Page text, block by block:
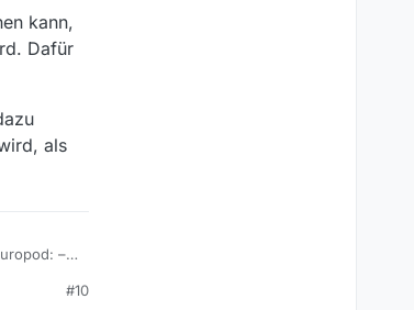
kann,
Dafür
als
–
eine
#10